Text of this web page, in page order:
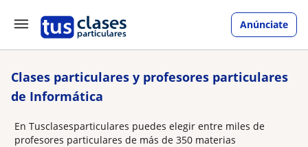
Anúnciate
Clases particulares y profesores particulares
de Informática
En Tusclasesparticulares puedes elegir entre miles de
profesores particulares de más de 350 materias